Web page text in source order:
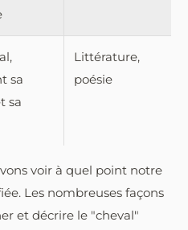
sa
sa
Littérature,
poésie
voir à quel point notre
Les nombreuses façons
et décrire le "cheval"